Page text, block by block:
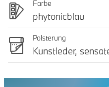
Farbe
phytonicblau
Polsterung
Kunstleder,